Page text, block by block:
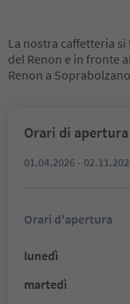
La nostra caffetteria
del Renon e in fronte
Renon a Soprabolzano
Orari di apertura
01.04.2026 -
Orari d'apertura
lunedì
martedì